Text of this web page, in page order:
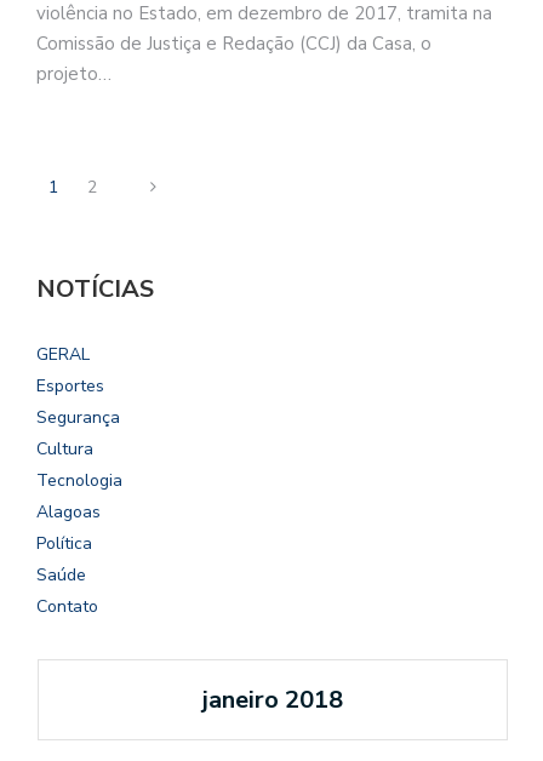
violência no Estado, em dezembro de 2017, tramita na
Comissão de Justiça e Redação (CCJ) da Casa, o
projeto…
1 2
NOTÍCIAS
GERAL
Esportes
Segurança
Cultura
Tecnologia
Alagoas
Política
Saúde
Contato
janeiro 2018